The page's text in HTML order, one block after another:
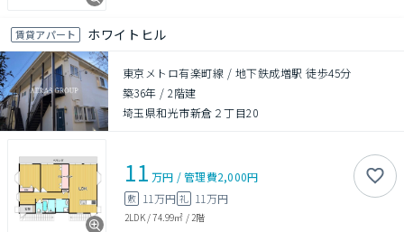
賃貸アパート ホワイトヒル
東京メトロ有楽町線 / 地下鉄成増駅 徒歩45分
築36年 /2階建
埼玉県和光市新倉２丁目20
11 万円 /管理費2,000円
敷 11万円 礼 11万円
2LDK/74.99㎡ / 2階